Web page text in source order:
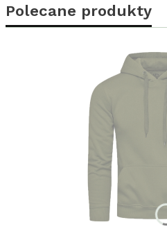
Polecane produkty